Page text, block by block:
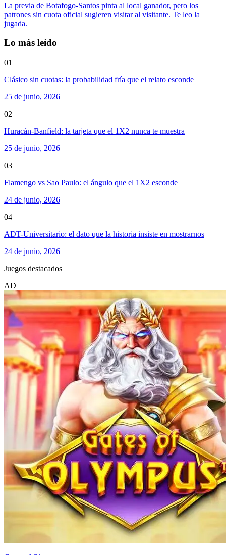
La previa de Botafogo-Santos pinta al local ganador, pero los
patrones sin cuota oficial sugieren visitar al visitante. Te leo la
jugada.
Lo más leído
01
Clásico sin cuotas: la probabilidad fría que el relato esconde
25 de junio, 2026
02
Huracán-Banfield: la tarjeta que el 1X2 nunca te muestra
25 de junio, 2026
03
Flamengo vs Sao Paulo: el ángulo que el 1X2 esconde
24 de junio, 2026
04
ADT-Universitario: el dato que la historia insiste en mostrarnos
24 de junio, 2026
Juegos destacados
AD